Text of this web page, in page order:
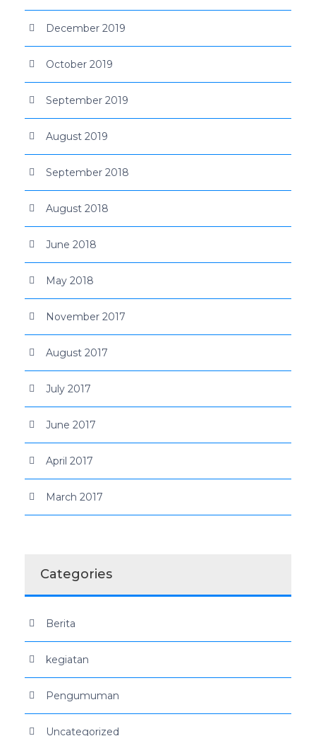
December 2019
October 2019
September 2019
August 2019
September 2018
August 2018
June 2018
May 2018
November 2017
August 2017
July 2017
June 2017
April 2017
March 2017
Categories
Berita
kegiatan
Pengumuman
Uncategorized